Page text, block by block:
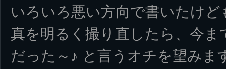
いろいろ悪い方向で書いたけ
真を明るく撮り直したら、今ま
だった～♪ と言うオチを望みま